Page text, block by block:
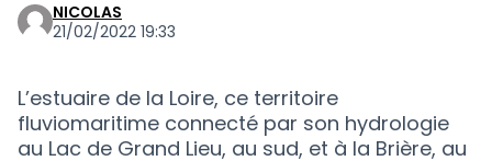
NICOLAS
21/02/2022 19:33
L’estuaire de la Loire, ce territoire
fluviomaritime connecté par son hydrologie
au Lac de Grand Lieu, au sud, et à la Brière, au